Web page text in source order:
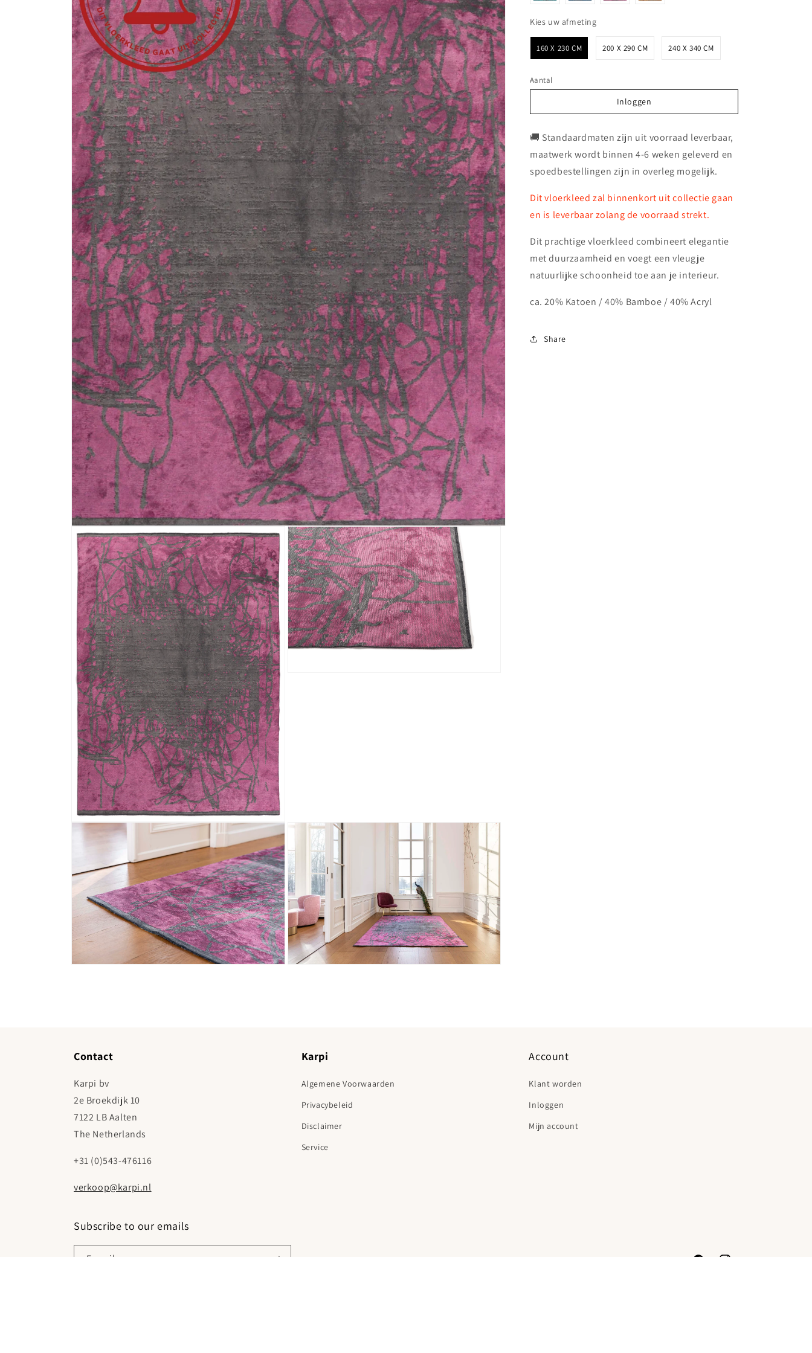
Media 1 openen in modaal
Media 2 openen in modaal
Kies uw afmetingKies uw afmeting
160 X 230 CM 200 X 290 CM 240 X 340 CM
Aantal
Inloggen
Inloggen
🚚 Standaardmaten zijn uit voorraad leverbaar,
maatwerk wordt binnen 4-6 weken geleverd en
spoedbestellingen zijn in overleg mogelijk.
Dit vloerkleed zal binnenkort uit collectie gaan
en is leverbaar zolang de voorraad strekt.
Dit prachtige vloerkleed combineert elegantie
met duurzaamheid en voegt een vleugje
natuurlijke schoonheid toe aan je interieur.
ca. 20% Katoen / 40% Bamboe / 40% Acryl
Share
Contact
Karpi bv
2e Broekdijk 10
7122 LB Aalten
The Netherlands
+31 (0)543-476116
verkoop@karpi.nl
Karpi
Algemene Voorwaarden
Privacybeleid
Disclaimer
Service
Account
Klant worden
Inloggen
Mijn account
Subscribe to our emails
E‑mail